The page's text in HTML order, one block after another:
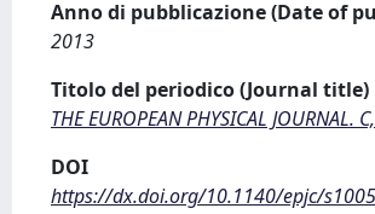
Anno di pubblicazione (Date of
2013
Titolo del periodico (Journal title)
THE EUROPEAN PHYSICAL JOURNAL.
DOI
https://dx.doi.org/10.1140/epjc/